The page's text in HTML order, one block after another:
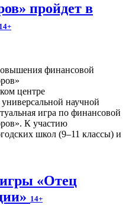
пройдет в
14+
центре
научной
игра по финансовой
К участию
школ (9–11 классы) и
«Отец
14+